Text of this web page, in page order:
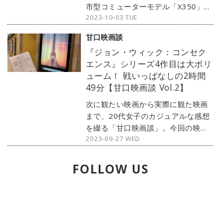
市型コミューターモデル「X350」
と「X500」の2モデルが登場。とく
ン最小クラスの排気量なので、普通
自動二輪MT免許で乗れちゃいます！
今回は、近日中に中免を取る予定で
ある筆者、20代女子yukiが語りま
す。
2023-10-03 TUE
『ジョン・ウィック：コンセク
エンス』シリーズ4作目は大ボリ
ューム！ 戦いっぱなしの2時間
49分【甘口映画談 Vol.2】
次に観たい映画から実際に観た映画
まで、20代女子のカジュアルな感想
を綴る「甘口映画談」。今回の映画
は『ジョン・ウィック：コンセクエ
ック』シリーズ4作目を、ネタバレな
しでゆる〜く語ります。
2023-09-27 WED
甘口映画談
FOLLOW US